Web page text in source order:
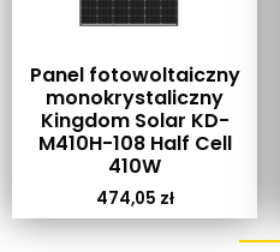
Panel fotowoltaiczny
monokrystaliczny
Kingdom Solar KD-
M410H-108 Half Cell
410W
474,05 zł